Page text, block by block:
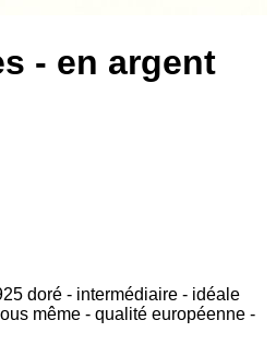
- en argent
doré - intermédiaire - idéale
même - qualité européenne -